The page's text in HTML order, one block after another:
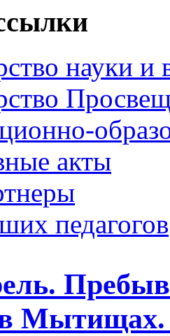
науки и
акты
педагогов
Мытищах.